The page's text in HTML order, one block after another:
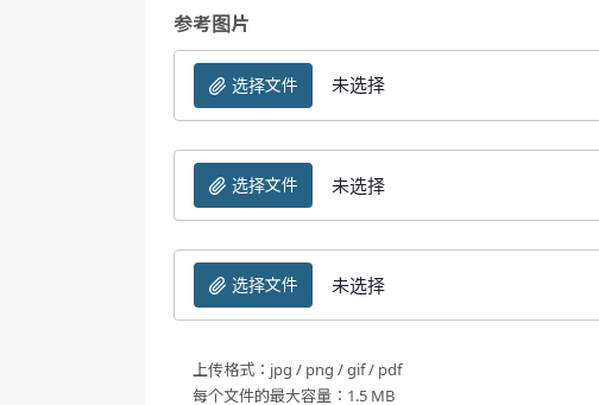
参考图片
选择文件 未选择
选择文件 未选择
选择文件 未选择
上传格式：jpg / png / gif / pdf
每个文件的最大容量：1.5 MB